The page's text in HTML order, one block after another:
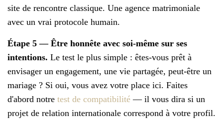
site de rencontre classique. Une agence matrimoniale
avec un vrai protocole humain.
Étape 5 — Être honnête avec soi-même sur ses
intentions. Le test le plus simple : êtes-vous prêt à
envisager un engagement, une vie partagée, peut-être un
mariage ? Si oui, vous avez votre place ici. Faites
d'abord notre test de compatibilité — il vous dira si un
projet de relation internationale correspond à votre profil.